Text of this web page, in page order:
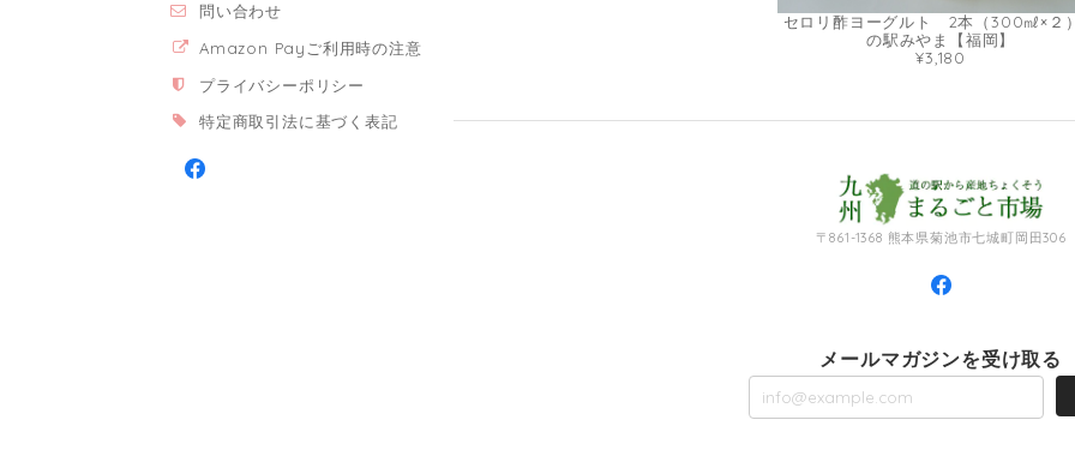
問い合わせ
Amazon Payご利用時の注意
プライバシーポリシー
特定商取引法に基づく表記
セロリ酢ヨーグルト 2本（300㎖×２
の駅みやま【福岡】
¥3,180
〒861-1368 熊本県菊池市七城町岡田306
メールマガジンを受け取る